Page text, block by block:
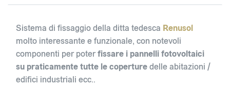
Sistema di fissaggio della ditta tedesca Renusol
molto interessante e funzionale, con notevoli
componenti per poterfissare i pannelli fotovoltaici
su praticamente tutte le coperturedelle abitazioni /
edifici industriali ecc..